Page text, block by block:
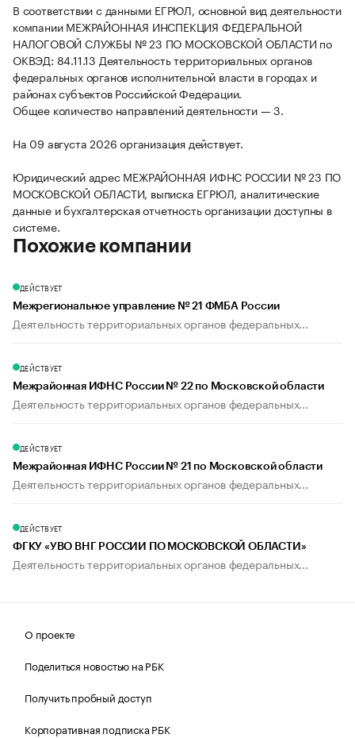
В соответствии с данными ЕГРЮЛ, основной вид деятельности
компании МЕЖРАЙОННАЯ ИНСПЕКЦИЯ ФЕДЕРАЛЬНОЙ
НАЛОГОВОЙ СЛУЖБЫ № 23 ПО МОСКОВСКОЙ ОБЛАСТИ по
ОКВЭД: 84.11.13 Деятельность территориальных органов
федеральных органов исполнительной власти в городах и
районах субъектов Российской Федерации.
Общее количество направлений деятельности — 3.
На 09 августа 2026 организация действует.
Юридический адрес МЕЖРАЙОННАЯ ИФНС РОССИИ № 23 ПО
МОСКОВСКОЙ ОБЛАСТИ, выписка ЕГРЮЛ, аналитические
данные и бухгалтерская отчетность организации доступны в
системе.
Похожие компании
ДЕЙСТВУЕТ
Межрегиональное управление № 21 ФМБА России
Деятельность территориальных органов федеральных...
ДЕЙСТВУЕТ
Межрайонная ИФНС России № 22 по Московской области
Деятельность территориальных органов федеральных...
ДЕЙСТВУЕТ
Межрайонная ИФНС России № 21 по Московской области
Деятельность территориальных органов федеральных...
ДЕЙСТВУЕТ
ФГКУ «УВО ВНГ РОССИИ ПО МОСКОВСКОЙ ОБЛАСТИ»
Деятельность территориальных органов федеральных...
О проекте
Поделиться новостью на РБК
Получить пробный доступ
Корпоративная подписка РБК